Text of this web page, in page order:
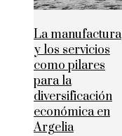
La manufactura
y los servicios
como pilares
para la
diversificación
económica en
Argelia